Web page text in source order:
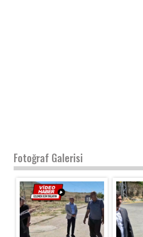
Fotoğraf Galerisi